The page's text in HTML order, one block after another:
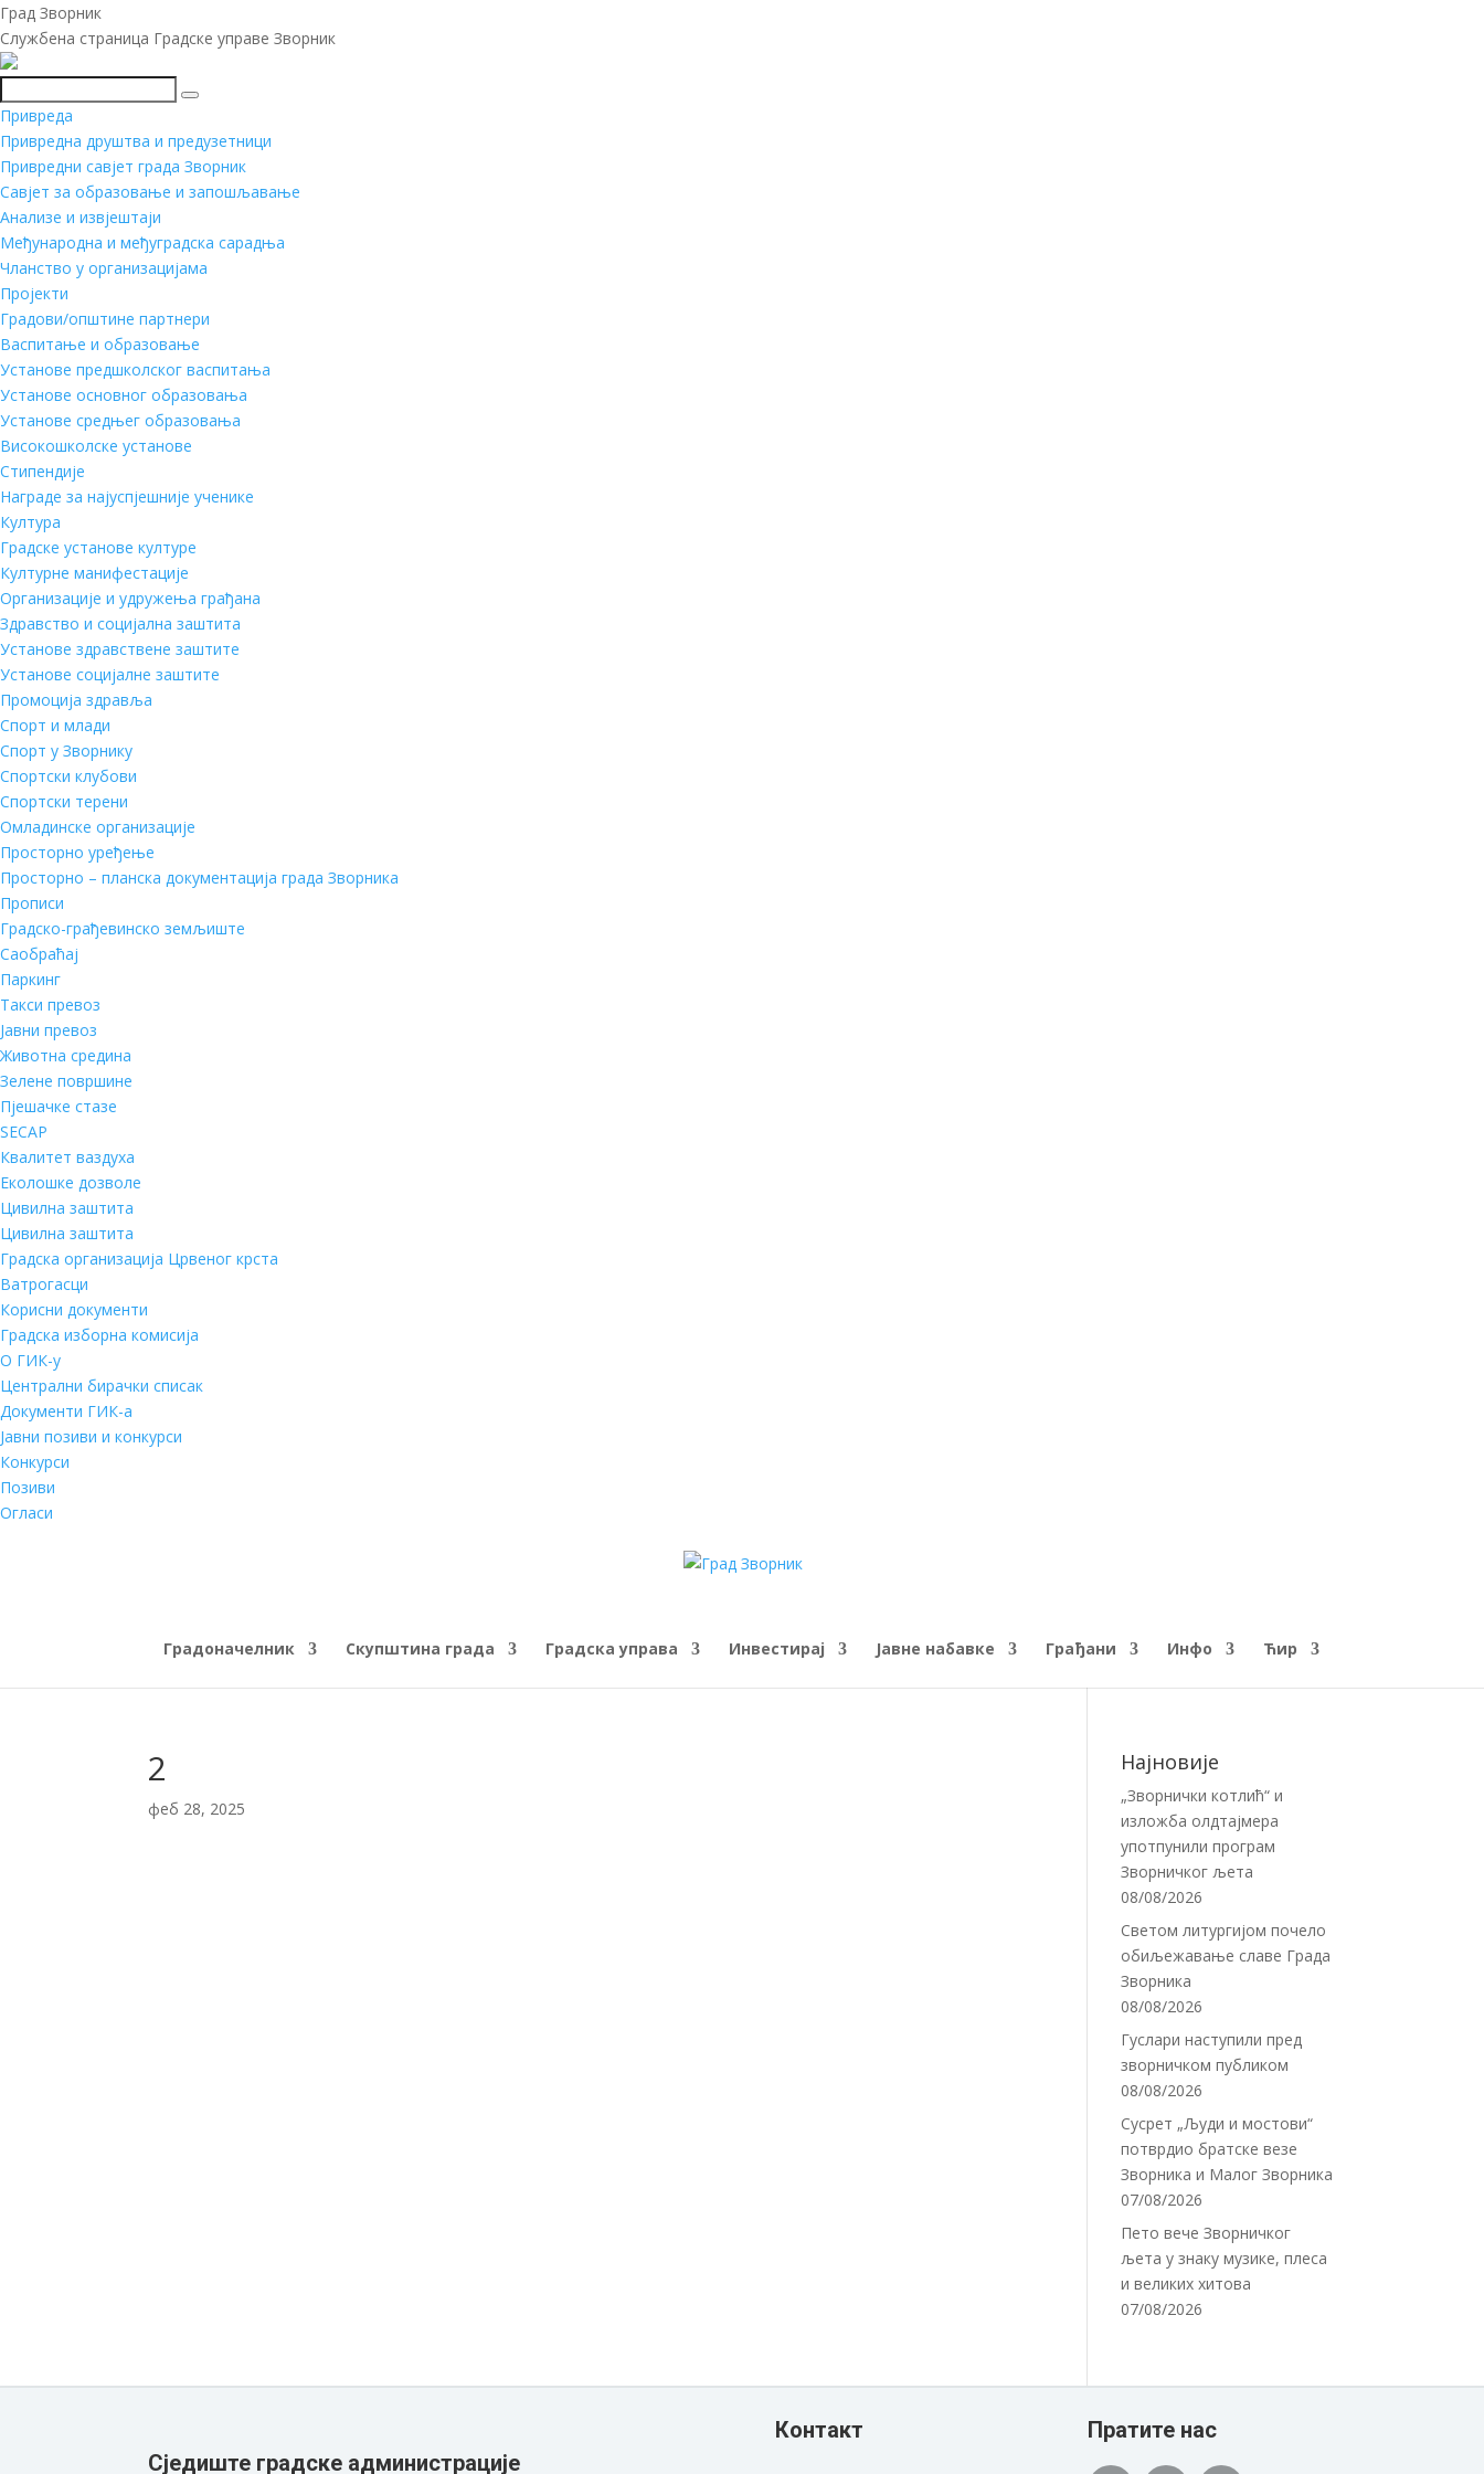
Град Зворник
Службена страница Градске управе Зворник
Претражи
Привреда
Привредна друштва и предузетници
Привредни савјет града Зворник
Савјет за образовање и запошљавање
Анализе и извјештаји
Међународна и међуградска сарадња
Чланство у организацијама
Пројекти
Градови/општине партнери
Васпитање и образовање
Установе предшколског васпитања
Установе основног образовања
Установе средњег образовања
Високошколске установе
Стипендије
Награде за најуспјешније ученике
Култура
Градске установе културе
Културне манифестације
Организације и удружења грађана
Здравство и социјална заштита
Установе здравствене заштите
Установе социјалне заштите
Промоција здравља
Спорт и млади
Спорт у Зворнику
Спортски клубови
Спортски терени
Омладинске организације
Просторно уређење
Просторно – планска документација града Зворника
Прописи
Градско-грађевинско земљиште
Саобраћај
Паркинг
Такси превоз
Јавни превоз
Животна средина
Зелене површине
Пјешачке стазе
SECAP
Квалитет ваздуха
Еколошке дозволе
Цивилна заштита
Цивилна заштита
Градска организација Црвеног крста
Ватрогасци
Корисни документи
Градска изборна комисија
О ГИК-у
Централни бирачки списак
Документи ГИК-а
Јавни позиви и конкурси
Конкурси
Позиви
Огласи
Градоначелник Скупштина града Градска управа Инвестирај Јавне набавке Грађани Инфо Ћир
2
феб 28, 2025
Најновије
„Зворнички котлић“ и
изложба олдтајмера
употпунили програм
Зворничког љета
08/08/2026
Светом литургијом почело
обиљежавање славе Града
Зворника
08/08/2026
Гуслари наступили пред
зворничком публиком
08/08/2026
Сусрет „Људи и мостови“
потврдио братске везе
Зворника и Малог Зворника
07/08/2026
Пето вече Зворничког
љета у знаку музике, плеса
и великих хитова
07/08/2026
Сједиште градске администрације
Контакт Пратите нас